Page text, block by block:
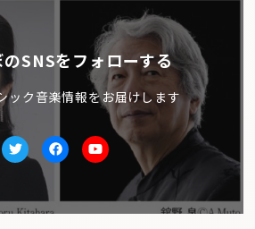
SNSをフォローする
ック音楽情報をお届けします
TwitterfacebookYoutube